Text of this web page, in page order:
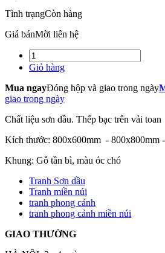
Tình trạngCòn hàng
Giá bánMời liên hệ
Giỏ hàng
Mua ngayĐóng hộp và giao trong ngày
giao trong ngày
Chất liệu sơn dầu. Thếp bạc trên vải toan
Kích thước: 800x600mm - 800x800mm
Khung: Gỗ tần bì, màu óc chó
Tranh Sơn dầu
Tranh miền núi
tranh phong cảnh
tranh phong cảnh miền núi
GIAO THƯỜNG